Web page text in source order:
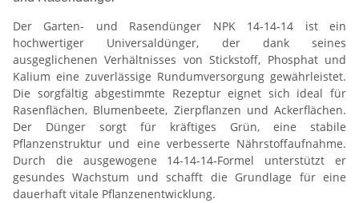
Der Garten- und Rasendünger NPK 14‑14‑14 ist ein
hochwertiger Universaldünger, der dank seines
ausgeglichenen Verhältnisses von Stickstoff, Phosphat und
Kalium eine zuverlässige Rundumversorgung gewährleistet.
Die sorgfältig abgestimmte Rezeptur eignet sich ideal für
Rasenflächen, Blumenbeete, Zierpflanzen und Ackerflächen.
Der Dünger sorgt für kräftiges Grün, eine stabile
Pflanzenstruktur und eine verbesserte Nährstoffaufnahme.
Durch die ausgewogene 14‑14‑14‑Formel unterstützt er
gesundes Wachstum und schafft die Grundlage für eine
dauerhaft vitale Pflanzenentwicklung.